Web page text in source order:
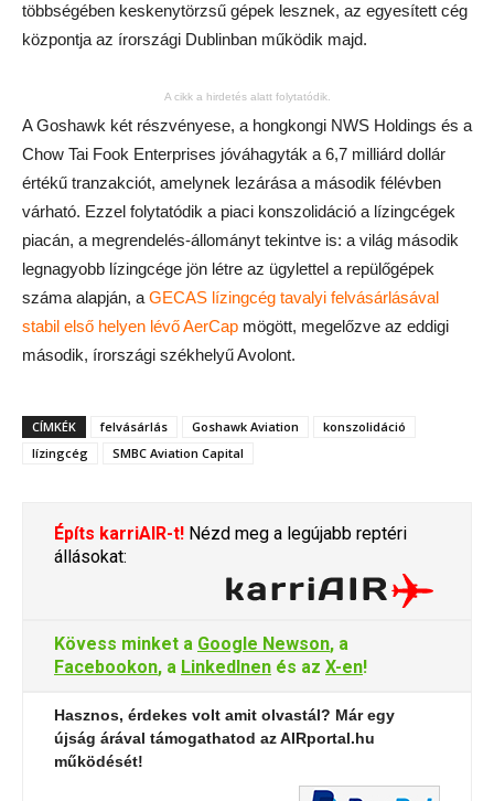
többségében keskenytörzsű gépek lesznek, az egyesített cég
központja az írországi Dublinban működik majd.
A cikk a hirdetés alatt folytatódik.
A Goshawk két részvényese, a hongkongi NWS Holdings és a
Chow Tai Fook Enterprises jóváhagyták a 6,7 milliárd dollár
értékű tranzakciót, amelynek lezárása a második félévben
várható. Ezzel folytatódik a piaci konszolidáció a lízingcégek
piacán, a megrendelés-állományt tekintve is: a világ második
legnagyobb lízingcége jön létre az ügylettel a repülőgépek
száma alapján, a GECAS lízingcég tavalyi felvásárlásával
stabil első helyen lévő AerCap mögött, megelőzve az eddigi
második, írországi székhelyű Avolont.
CÍMKÉK felvásárlás Goshawk Aviation
konszolidáció
lízingcég
SMBC Aviation Capital
Építs karriAIR-t! Nézd meg a legújabb reptéri
állásokat:
Kövess minket a Google Newson, a
Facebookon, a LinkedInen és az X-en!
Hasznos, érdekes volt amit olvastál? Már egy
újság árával támogathatod az AIRportal.hu
működését!